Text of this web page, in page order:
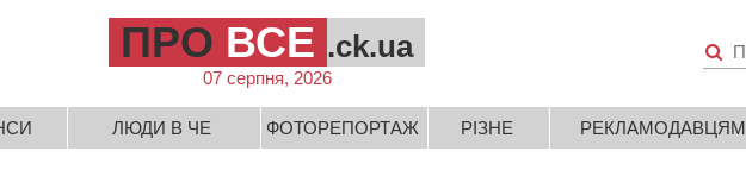
ПРО ВСЕ .ck.ua
07 серпня, 2026
ЛЮДИ В ЧЕ ФОТОРЕПОРТАЖ РІЗНЕ РЕКЛАМОДАВЦЯМ